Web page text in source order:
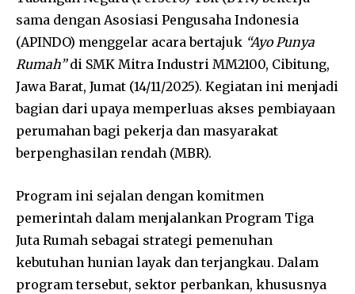
sama dengan Asosiasi Pengusaha Indonesia
(APINDO) menggelar acara bertajuk “Ayo Punya
Rumah”di SMK Mitra Industri MM2100, Cibitung,
Jawa Barat, Jumat (14/11/2025). Kegiatan ini menjadi
bagian dari upaya memperluas akses pembiayaan
perumahan bagi pekerja dan masyarakat
berpenghasilan rendah (MBR).
Program ini sejalan dengan komitmen
pemerintah dalam menjalankan Program Tiga
Juta Rumah sebagai strategi pemenuhan
kebutuhan hunian layak dan terjangkau. Dalam
program tersebut, sektor perbankan, khususnya